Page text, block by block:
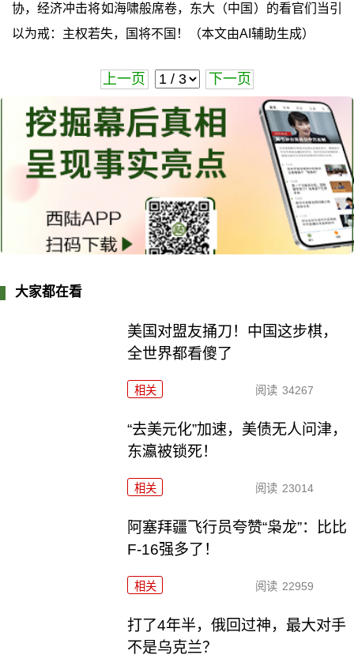
协，经济冲击将如海啸般席卷，东大（中国）的看官们当引
以为戒：主权若失，国将不国！（本文由AI辅助生成）
上一页 下一页
大家都在看
美国对盟友捅刀！中国这步棋，
全世界都看傻了
相关 阅读 34267
“去美元化”加速，美债无人问津，
东瀛被锁死！
相关 阅读 23014
阿塞拜疆飞行员夸赞“枭龙”：比比
F-16强多了！
相关 阅读 22959
打了4年半，俄回过神，最大对手
不是乌克兰？